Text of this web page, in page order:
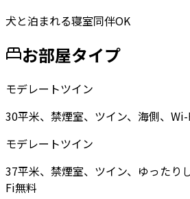
犬と泊まれる寝室同伴OK
お部屋タイプ
モデレートツイン
30平米、禁煙室、ツイン、海側、
モデレートツイン
37平米、禁煙室、ツイン、ゆったり
Fi無料